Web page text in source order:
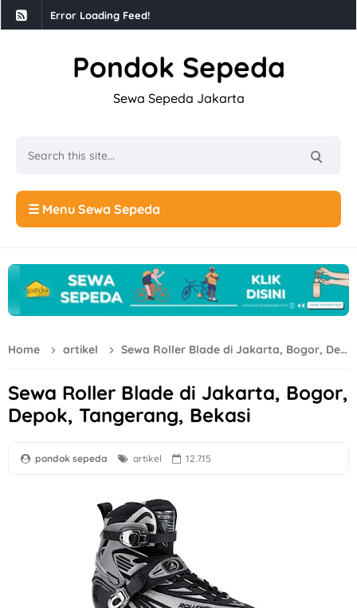
Error Loading Feed!
Pondok Sepeda
Sewa Sepeda Jakarta
☰ Menu Sewa Sepeda
Home artikel Sewa Roller Blade di Jakarta, Bogor, Depok, Tangerang, Bekasi
Sewa Roller Blade di Jakarta, Bogor,
Depok, Tangerang, Bekasi
pondok sepeda artikel 12.7.15